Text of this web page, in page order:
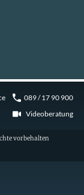
089 / 17 90 900
Videoberatung
vorbehalten